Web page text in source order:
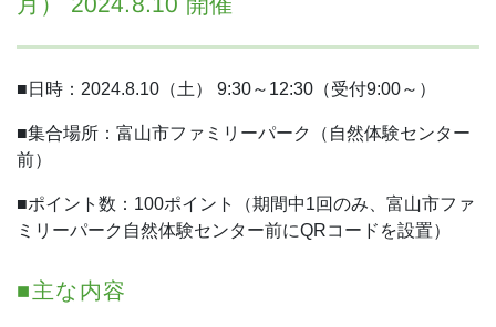
■日時：2024.8.10（土） 9:30～12:30（受付9:00～）
■集合場所：富山市ファミリーパーク（自然体験センター
前）
■ポイント数：100ポイント（期間中1回のみ、富山市ファ
ミリーパーク自然体験センター前にQRコードを設置）
■主な内容